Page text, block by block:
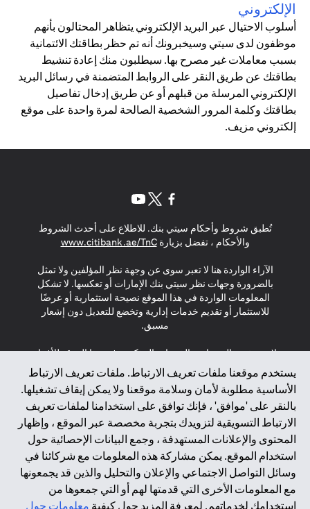
الإلكتروني
أسلوب الاحتيال عبر البريد الإلكتروني يتظاهر المحتالون بأنهم
موظفون لدى سيتي وسيخبرونك أنه تم حظر بطاقتك الائتمانية
بسبب معاملات غير مصرح بها. سيطلبون منك إعادة تنشيط
بطاقتك عن طريق النقر على الروابط المتضمنة في رسائل البريد
الإلكتروني المرسلة من قبلهم أو عن طريق إدخال تفاصيل
بطاقتك وكلمة المرور الشخصية الصالحة لمرة واحدة على موقع
إلكتروني مزيف.
يستخدم موقعنا ملفات تعريف الارتباط. ملفات تعريف الارتباط
الأساسية مطلوبة لأمان وسلامة موقعنا ولا يمكن إيقاف تشغيلها.
بالنقر على 'موافق' ، فإنك توافق على استخدامنا لملفات تعريف
الارتباط التسويقية لتزويدك بتجربة مخصصة عبر الموقع ، وإظهار
المحتوى والإعلانات المستهدفة ، وجمع البيانات الإحصائية حول
استخدام الموقع. يمكن مشاركة هذه المعلومات مع شركائنا في
وسائل التواصل الاجتماعي والإعلان والتحليل والذين قد يجمعونها
مع المعلومات الأخرى التي قدمتها لهم أو التي جمعوها من
استخدامك لخدماتهم. لمعرفة المزيد حول كيفية معلومات حول
تُطبق شروط وأحكام سيتي بنك. للاطلاع على أحدث الشروط
والأحكام ، تفضل بزيارةwww.citibank.ae/TnC
(opens in a new tab)
الآراء الواردة هنا لا تعبر سوى عن وجهة نظر المؤلفين ولا تمثل
بالضرورة وجهات نظر سيتي بنك الإمارات أو تعكسها. لا تشكل
المعلومات الواردة في هذا الموقع نصيحة استثمارية أو عرضًا
للاستثمار أو تقديم خدمات إدارية وتخضع للتعديل دون إشعار
مسبق.
لا يتم تقديم المنتجات والخدمات المذكورة في هذا الموقع للأفراد
المقيمين في الاتحاد الأوروبي أو المنطقة الاقتصادية الأوروبية أو
سويسرا أو غيرنسي أو جيرسي أو موناكو أو سان مارينو أو
الفاتيكان أو جزيرة مان أو المملكة المتحدة أو خصوصية البيانات
(لائحة حماية البيانات العامة \ قانون حماية البيانات الشخصية
العامة \ قانون خصوصية نيوزيلندا). المحتوى الموجود في هذه
الصفحة ليس ولا ينبغي تفسيره على أنه عرض أو دعوة أو دعوة
لشراء أو بيع أي من المنتجات والخدمات المذكورة هنا لمثل هؤلاء
الأفراد.
*GDPR – اللائحة العامة لحماية البيانات؛ * LGPD – Lei Geral de
Proteção de Dados Pessoais ; *NZPA – قانون الخصوصية